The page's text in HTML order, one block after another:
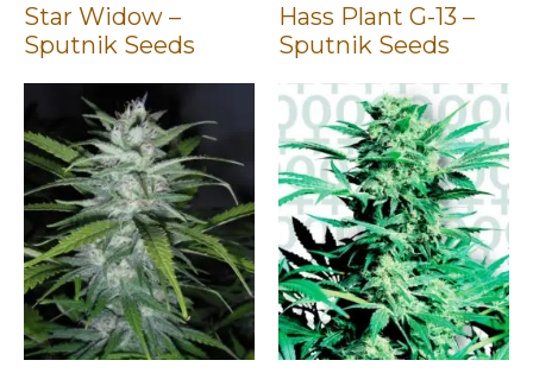
Star Widow –
Sputnik Seeds
Hass Plant G-13 –
Sputnik Seeds